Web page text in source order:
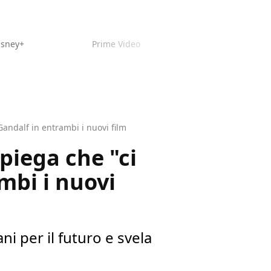
Prime Video
in entrambi i nuovi film
che "ci
i nuovi
per il futuro e svela